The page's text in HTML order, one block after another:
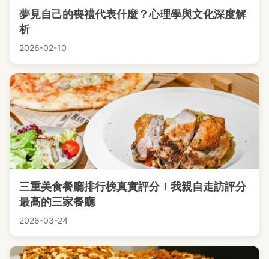
夢見自己的喪禮代表什麼？心理學與文化深度解
析
2026-02-10
三重美食餐廳排行榜真實評分！我親自走訪評分
最高的三家餐廳
2026-03-24